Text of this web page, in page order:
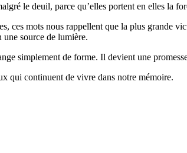
le deuil, parce qu’elles portent en elles la
ces mots nous rappellent que la plus grande
source de lumière.
simplement de forme. Il devient une
qui continuent de vivre dans notre mémoire.